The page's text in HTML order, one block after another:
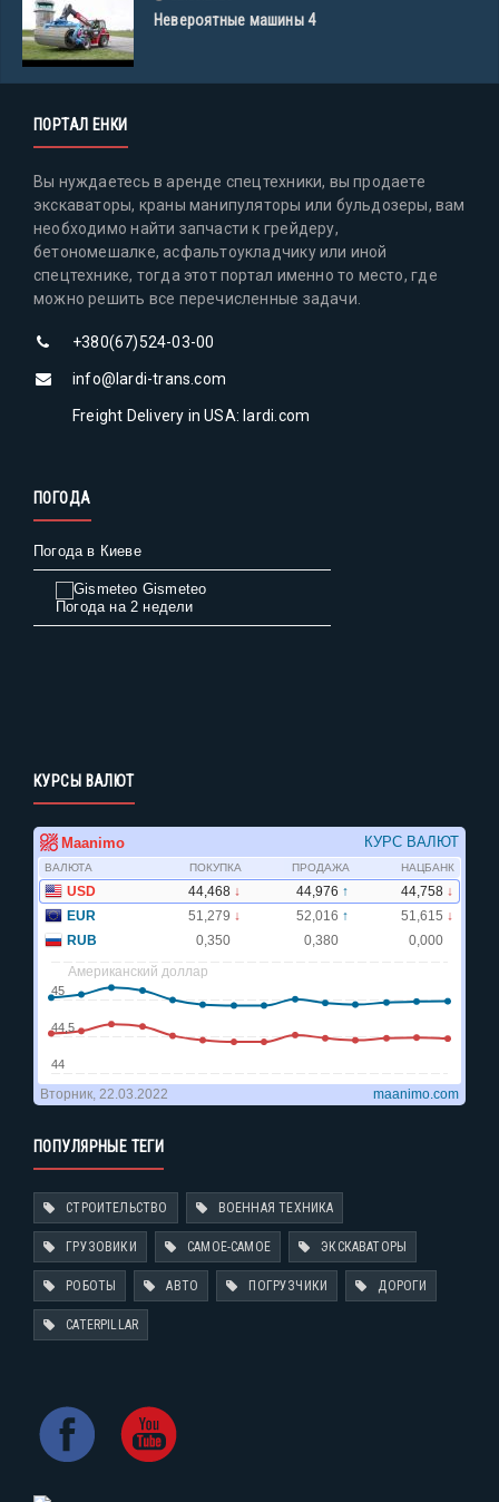
Невероятные машины 4
ПОРТАЛ ЕНКИ
Вы нуждаетесь в аренде спецтехники, вы продаете
экскаваторы, краны манипуляторы или бульдозеры, вам
необходимо найти запчасти к грейдеру,
бетономешалке, асфальтоукладчику или иной
спецтехнике, тогда этот портал именно то место, где
можно решить все перечисленные задачи.
+380(67)524-03-00
info@lardi-trans.com
Freight Delivery in USA: lardi.com
ПОГОДА
Погода в Киеве
Gismeteo
Погода на 2 недели
КУРСЫ ВАЛЮТ
ПОПУЛЯРНЫЕ ТЕГИ
СТРОИТЕЛЬСТВО ВОЕННАЯ ТЕХНИКА
ГРУЗОВИКИ САМОЕ-САМОЕ ЭКСКАВАТОРЫ
РОБОТЫ АВТО ПОГРУЗЧИКИ ДОРОГИ
CATERPILLAR